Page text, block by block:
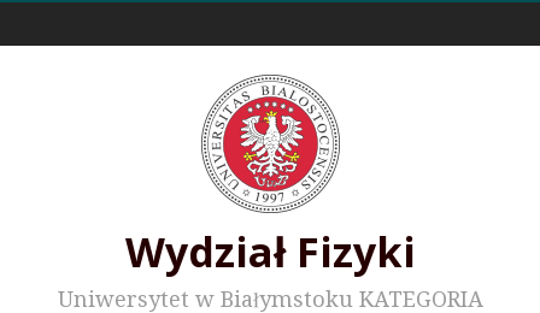
Wydział Fizyki
Uniwersytet w Białymstoku KATEGORIA